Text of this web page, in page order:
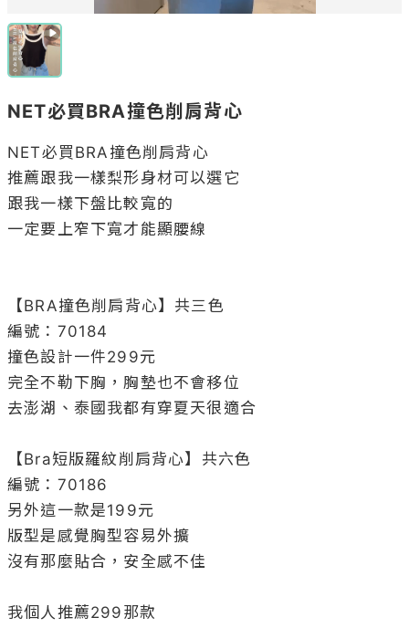
NET必買BRA撞色削肩背心
NET必買BRA撞色削肩背心
推薦跟我一樣梨形身材可以選它
跟我一樣下盤比較寬的
一定要上窄下寬才能顯腰線
【BRA撞色削肩背心】共三色
編號：70184
撞色設計一件299元
完全不勒下胸，胸墊也不會移位
去澎湖、泰國我都有穿夏天很適合
【Bra短版羅紋削肩背心】共六色
編號：70186
另外這一款是199元
版型是感覺胸型容易外擴
沒有那麼貼合，安全感不佳
我個人推薦299那款